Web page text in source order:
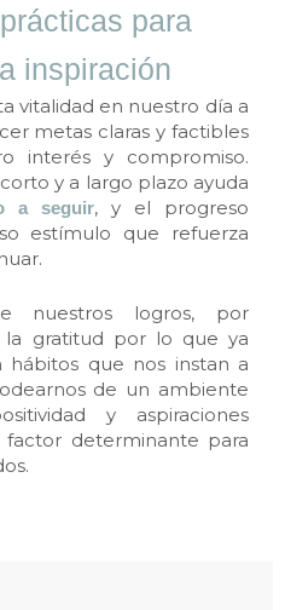
para
inspiración
vitalidad en nuestro día a
metas claras y factibles
interés y compromiso.
y a largo plazo ayuda
a seguir, y el progreso
estímulo que refuerza
nuestros logros, por
la gratitud por lo que ya
hábitos que nos instan a
de un ambiente
y aspiraciones
determinante para